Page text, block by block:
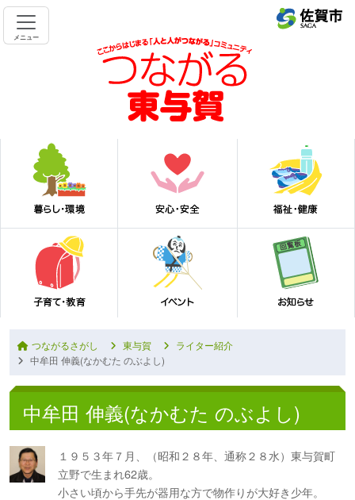
メニュー
つながるさがし 東与賀
ライター紹介
中牟田 伸義(なかむた のぶよし)
中牟田 伸義(なかむた のぶよし)
１９５３年７月、（昭和２８年、通称２８水）東与賀町
立野で生まれ62歳。
小さい頃から手先が器用な方で物作りが大好き少年。